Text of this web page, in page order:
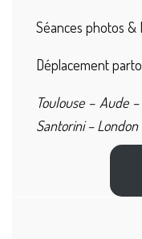
Séances photos &
Déplacement
Toulouse – Aude
Santorini –